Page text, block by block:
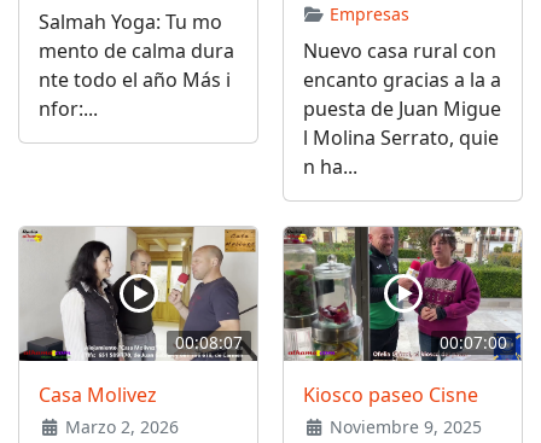
Salmah Yoga: Tu mo
mento de calma dura
nte todo el año Más i
nfor:...
Empresas
Nuevo casa rural con
encanto gracias a la a
puesta de Juan Migue
l Molina Serrato, quie
n ha...
00:08:07
Casa Molivez
Marzo 2, 2026
00:07:00
Kiosco paseo Cisne
Noviembre 9, 2025